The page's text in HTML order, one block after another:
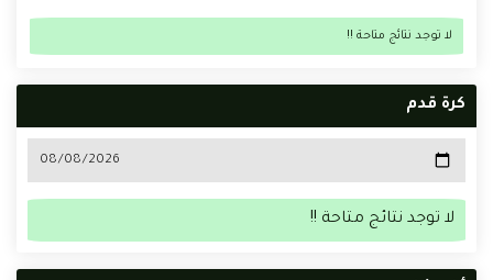
لا توجد نتائج متاحة !!
كرة قدم
لا توجد نتائج متاحة !!